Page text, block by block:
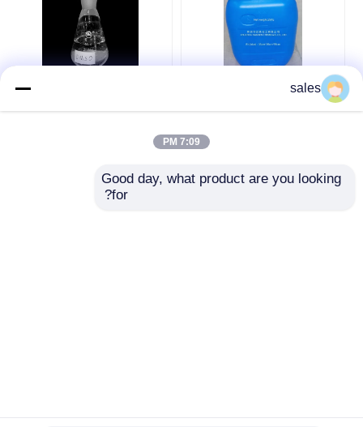
ميثيل سلفوكسيد CAS
ميثيل سلفوكسيد DMSO
للبوليمر الطبي
sales
7:09 PM
Good day, what product are you looking
for?